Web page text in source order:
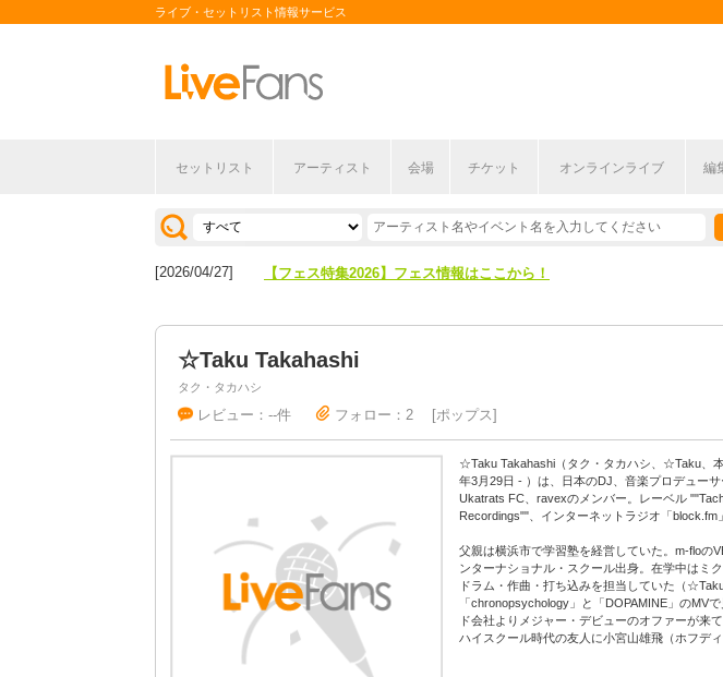
ライブ・セットリスト情報サービス
セットリスト アーティスト 会場 チケット オンラインライブ 編
[2026/07/28] 【ライブ動員ランキング】2026年上半期編発表！
[2026/04/27] 【フェス特集2026】フェス情報はここから！
☆Taku Takahashi
タク・タカハシ
レビュー：--件 フォロー：2 ポップス
☆Taku Takahashi（タク・タカハシ、☆Taku、
年3月29日 - ）は、日本のDJ、音楽プロデューサ
Ukatrats FC、ravexのメンバー。レーベル
Recordings""、インターネットラジオ「block.fm
父親は横浜市で学習塾を経営していた。m-floの
ンターナショナル・スクール出身。在学中はミ
ドラム・作曲・打ち込みを担当していた（
「chronopsychology」と「DOPAMINE」のMV
ド会社よりメジャー・デビューのオファーが来
ハイスクール時代の友人に小宮山雄飛（ホフディ